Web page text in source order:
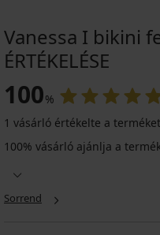
Ezer
bikinifelső
27 090
-20 % SUN20
Desert
fürdőruhafelső
-20 % SUN20
Carmen
Kedvezmény
22 810
Vanessa I bikini
ÉRTÉKELÉSE
100%
1 vásárló értékelte a terméket
100% vásárló ajánlja a
Sorrend